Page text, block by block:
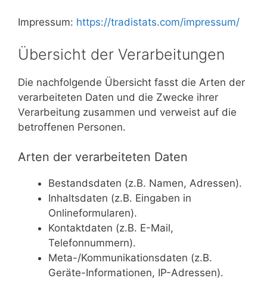
Impressum: https://tradistats.com/impressum/
Übersicht der Verarbeitungen
Die nachfolgende Übersicht fasst die Arten der
verarbeiteten Daten und die Zwecke ihrer
Verarbeitung zusammen und verweist auf die
betroffenen Personen.
Arten der verarbeiteten Daten
Bestandsdaten (z.B. Namen, Adressen).
Inhaltsdaten (z.B. Eingaben in
Onlineformularen).
Kontaktdaten (z.B. E-Mail,
Telefonnummern).
Meta-/Kommunikationsdaten (z.B.
Geräte-Informationen, IP-Adressen).